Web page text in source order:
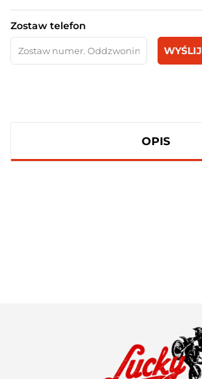
Zostaw telefon
WYŚLIJ
OPIS